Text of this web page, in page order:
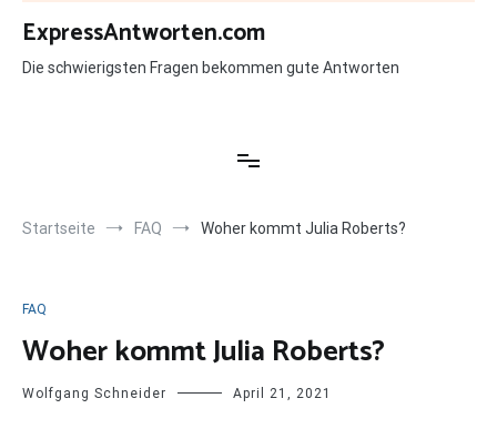
Zum
Inhalt
springen
ExpressAntworten.com
Die schwierigsten Fragen bekommen gute Antworten
Startseite FAQ Woher kommt Julia Roberts?
FAQ
Woher kommt Julia Roberts?
Wolfgang Schneider April 21, 2021